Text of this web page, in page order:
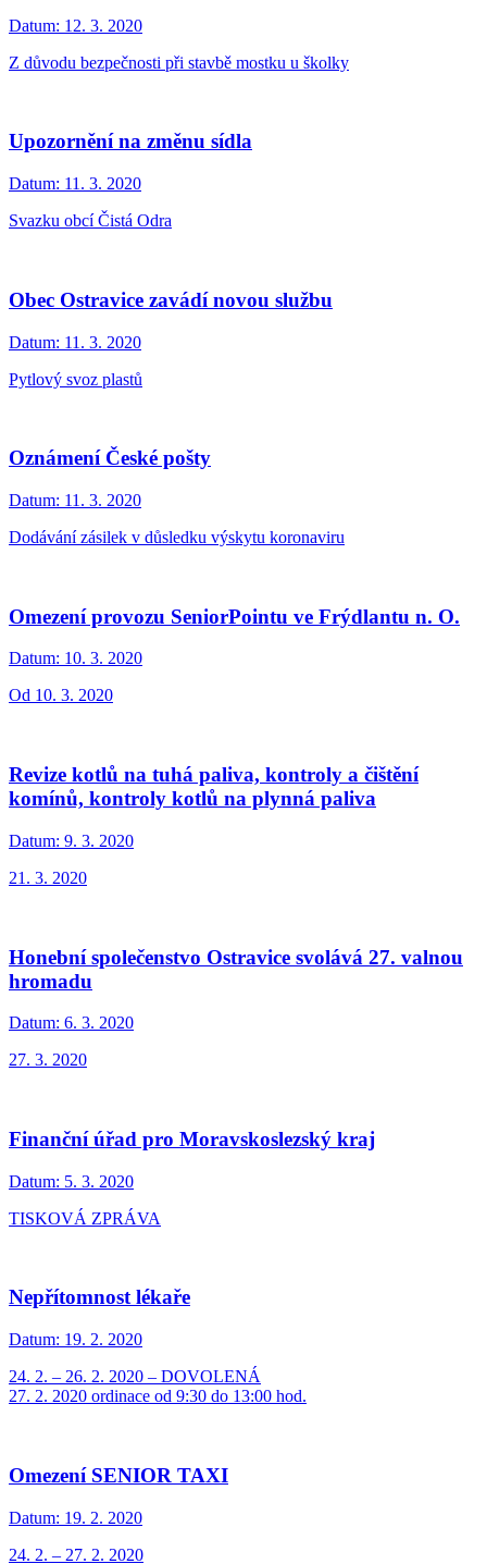
Datum: 12. 3. 2020
Z důvodu bezpečnosti při stavbě mostku u školky
Upozornění na změnu sídla
Datum: 11. 3. 2020
Svazku obcí Čistá Odra
Obec Ostravice zavádí novou službu
Datum: 11. 3. 2020
Pytlový svoz plastů
Oznámení České pošty
Datum: 11. 3. 2020
Dodávání zásilek v důsledku výskytu koronaviru
Omezení provozu SeniorPointu ve Frýdlantu n. O.
Datum: 10. 3. 2020
Od 10. 3. 2020
Revize kotlů na tuhá paliva, kontroly a čištění
komínů, kontroly kotlů na plynná paliva
Datum: 9. 3. 2020
21. 3. 2020
Honební společenstvo Ostravice svolává 27. valnou
hromadu
Datum: 6. 3. 2020
27. 3. 2020
Finanční úřad pro Moravskoslezský kraj
Datum: 5. 3. 2020
TISKOVÁ ZPRÁVA
Nepřítomnost lékaře
Datum: 19. 2. 2020
24. 2. – 26. 2. 2020 – DOVOLENÁ
27. 2. 2020 ordinace od 9:30 do 13:00 hod.
Omezení SENIOR TAXI
Datum: 19. 2. 2020
24. 2. – 27. 2. 2020